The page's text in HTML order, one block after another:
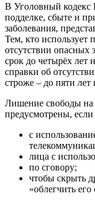
В Уголовный кодекс
подделке, сбыте и
заболевания,
Тем, кто использует
отсутствии опасных
срок до четырёх лет
справки об
строже – до пяти
Лишение свободы на
предусмотрены,
с
лица с
по сговору;
чтобы скрыть
«облегчить